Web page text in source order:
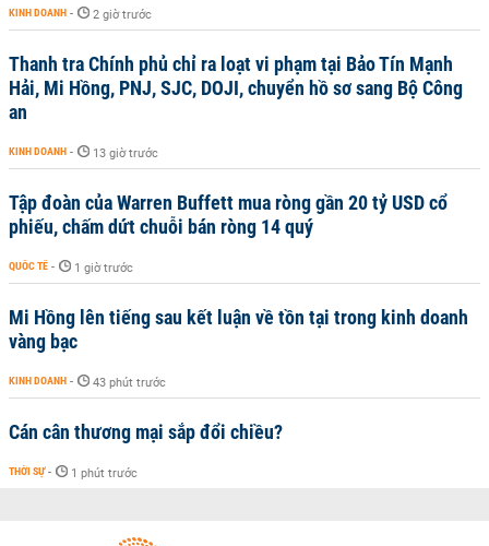
KINH DOANH - 2 giờ trước
Thanh tra Chính phủ chỉ ra loạt vi phạm tại Bảo Tín Mạnh
Hải, Mi Hồng, PNJ, SJC, DOJI, chuyển hồ sơ sang Bộ Công
an
KINH DOANH - 13 giờ trước
Tập đoàn của Warren Buffett mua ròng gần 20 tỷ USD cổ
phiếu, chấm dứt chuỗi bán ròng 14 quý
QUỐC TẾ - 1 giờ trước
Mi Hồng lên tiếng sau kết luận về tồn tại trong kinh doanh
vàng bạc
KINH DOANH - 43 phút trước
Cán cân thương mại sắp đổi chiều?
THỜI SỰ - 1 phút trước